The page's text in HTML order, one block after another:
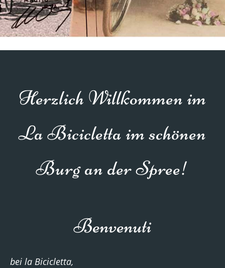
Herzlich Willkommen im
La Bicicletta im schönen
Burg an der Spree!
Benvenuti
bei la Bicicletta,